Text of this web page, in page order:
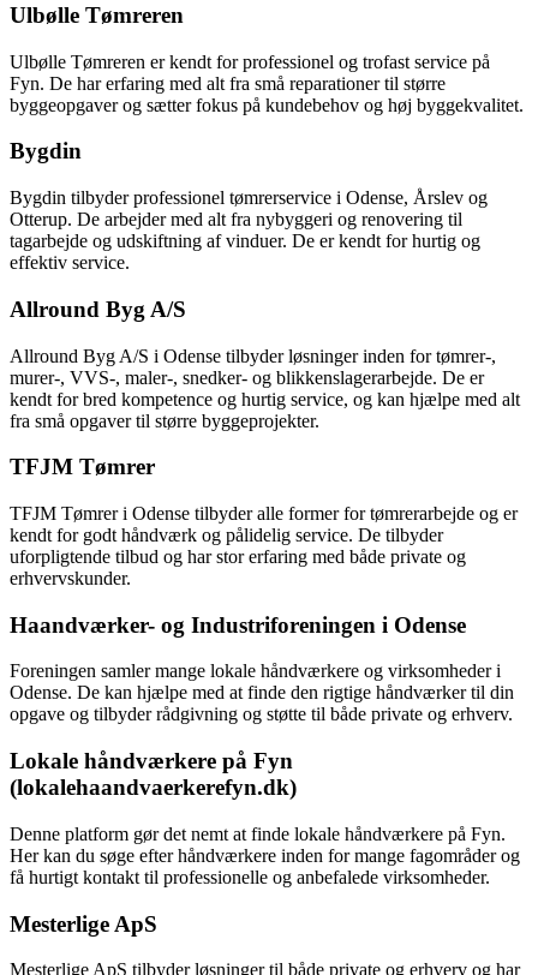
Ulbølle Tømreren
Ulbølle Tømreren er kendt for professionel og trofast service på
Fyn. De har erfaring med alt fra små reparationer til større
byggeopgaver og sætter fokus på kundebehov og høj byggekvalitet.
Bygdin
Bygdin tilbyder professionel tømrerservice i Odense, Årslev og
Otterup. De arbejder med alt fra nybyggeri og renovering til
tagarbejde og udskiftning af vinduer. De er kendt for hurtig og
effektiv service.
Allround Byg A/S
Allround Byg A/S i Odense tilbyder løsninger inden for tømrer-,
murer-, VVS-, maler-, snedker- og blikkenslagerarbejde. De er
kendt for bred kompetence og hurtig service, og kan hjælpe med alt
fra små opgaver til større byggeprojekter.
TFJM Tømrer
TFJM Tømrer i Odense tilbyder alle former for tømrerarbejde og er
kendt for godt håndværk og pålidelig service. De tilbyder
uforpligtende tilbud og har stor erfaring med både private og
erhvervskunder.
Haandværker- og Industriforeningen i Odense
Foreningen samler mange lokale håndværkere og virksomheder i
Odense. De kan hjælpe med at finde den rigtige håndværker til din
opgave og tilbyder rådgivning og støtte til både private og erhverv.
Lokale håndværkere på Fyn
(lokalehaandvaerkerefyn.dk)
Denne platform gør det nemt at finde lokale håndværkere på Fyn.
Her kan du søge efter håndværkere inden for mange fagområder og
få hurtigt kontakt til professionelle og anbefalede virksomheder.
Mesterlige ApS
Mesterlige ApS tilbyder løsninger til både private og erhverv og har